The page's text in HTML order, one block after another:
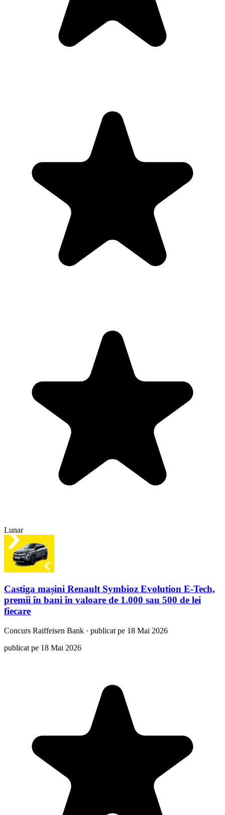
Lunar
Castiga mașini Renault Symbioz Evolution E-Tech,
premii în bani în valoare de 1.000 sau 500 de lei
fiecare
Concurs Raiffeisen Bank · publicat pe 18 Mai 2026
publicat pe 18 Mai 2026